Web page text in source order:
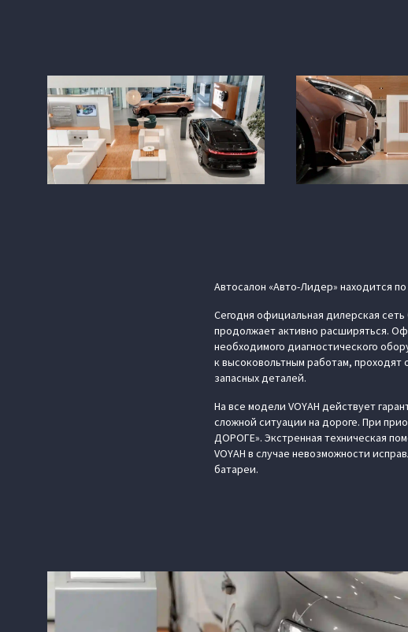
Автосалон «Авто-Лидер» находится
Сегодня официальная дилерская
продолжает активно расширяться.
необходимого диагностического
к высоковольтным работам, проходят
запасных деталей.
На все модели VOYAH действует
сложной ситуации на дороге. При
ДОРОГЕ». Экстренная техническая
VOYAH в случае невозможности
батареи.